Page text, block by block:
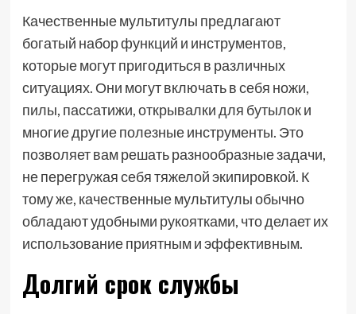
Качественные мультитулы предлагают
богатый набор функций и инструментов,
которые могут пригодиться в различных
ситуациях. Они могут включать в себя ножи,
пилы, пассатижи, открывалки для бутылок и
многие другие полезные инструменты. Это
позволяет вам решать разнообразные задачи,
не перегружая себя тяжелой экипировкой. К
тому же, качественные мультитулы обычно
обладают удобными рукоятками, что делает их
использование приятным и эффективным.
Долгий срок службы